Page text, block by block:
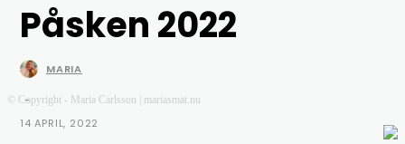
Påsken 2022
MARIA
-
14 APRIL, 2022
© Copyright - Maria Carlsson | mariasmat.nu